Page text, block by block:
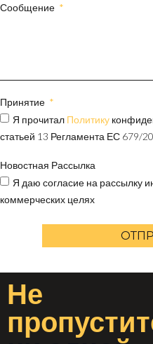
Сообщение
Принятие
Я прочитал Политику
статьей 13 Регламента ЕС 679/
Новостная Рассылка
Я даю согласие на рассылку
коммерческих целях
Не